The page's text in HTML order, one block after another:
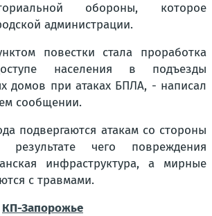
обороны, которое
администрации.
повестки стала проработка
населения в подъезды
домов при атаках БПЛА, - написал
сообщении.
подвергаются атакам со стороны
чего повреждения
инфраструктура, а мирные
с травмами.
КП-Запорожье